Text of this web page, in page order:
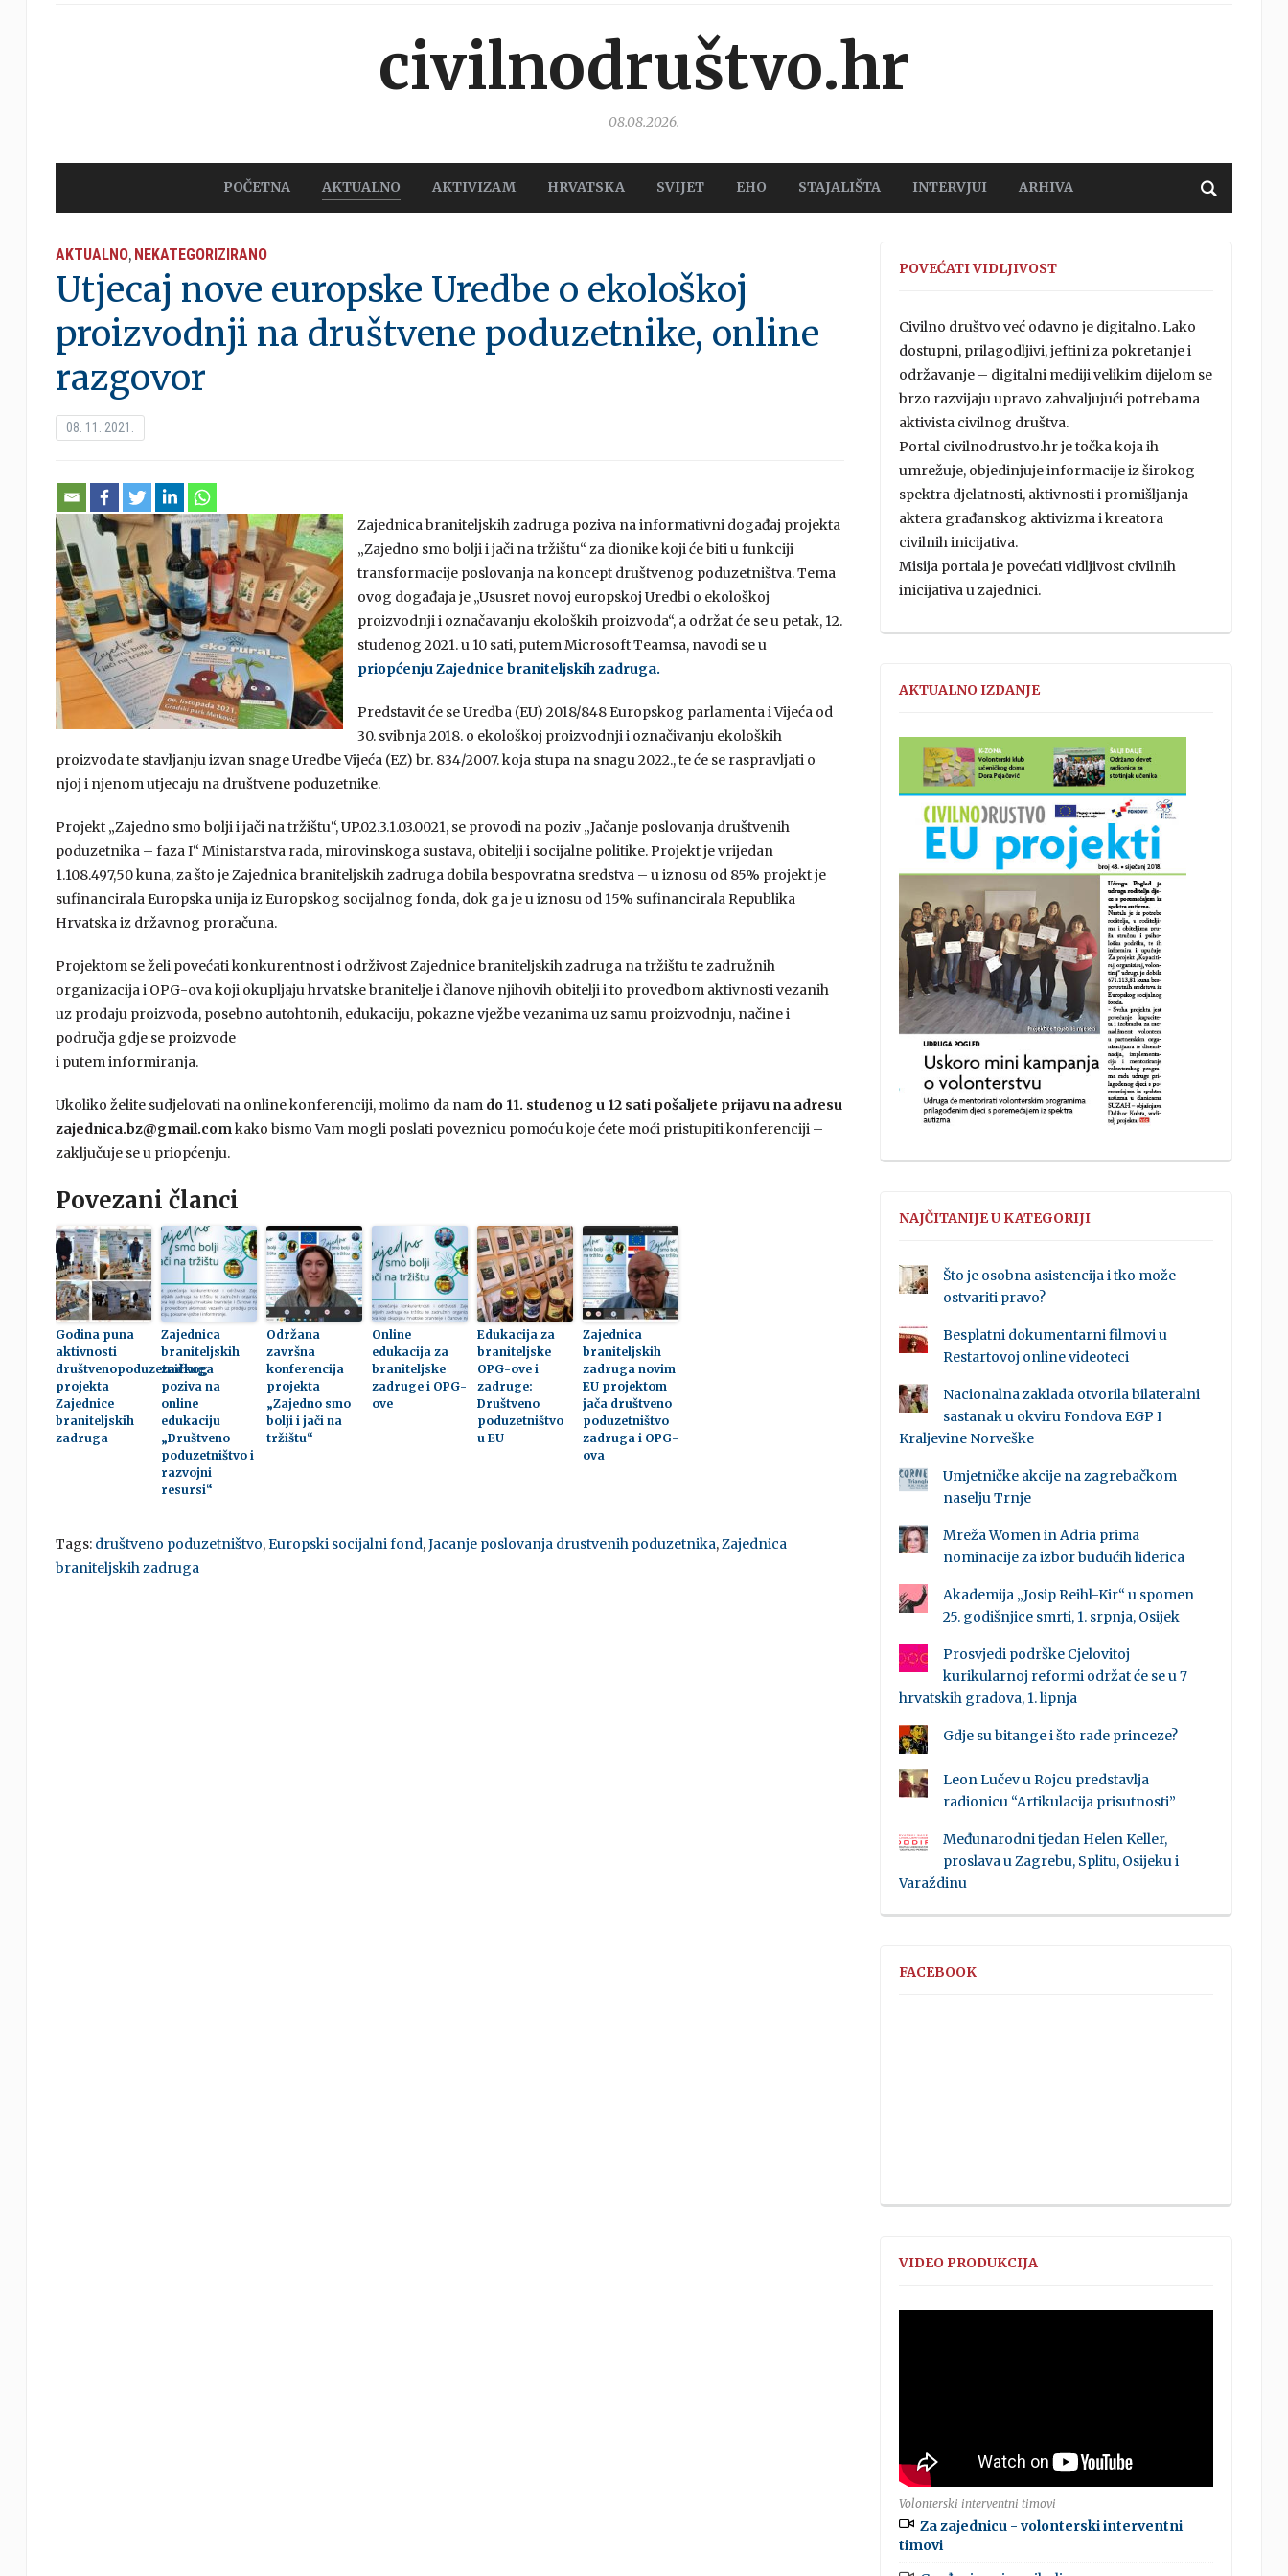
civilnodruštvo.hr
08.08.2026.
POČETNA AKTUALNO AKTIVIZAM HRVATSKA SVIJET EHO STAJALIŠTA INTERVJUI ARHIVA
AKTUALNO, NEKATEGORIZIRANO
Utjecaj nove europske Uredbe o ekološkoj
proizvodnji na društvene poduzetnike, online
razgovor
08. 11. 2021.
Zajednica braniteljskih zadruga poziva na informativni događaj projekta
„Zajedno smo bolji i jači na tržištu“ za dionike koji će biti u funkciji
transformacije poslovanja na koncept društvenog poduzetništva. Tema
ovog događaja je „Ususret novoj europskoj Uredbi o ekološkoj
proizvodnji i označavanju ekoloških proizvoda“, a održat će se u petak, 12.
studenog 2021. u 10 sati, putem Microsoft Teamsa, navodi se u
priopćenju Zajednice braniteljskih zadruga.
Predstavit će se Uredba (EU) 2018/848 Europskog parlamenta i Vijeća od
30. svibnja 2018. o ekološkoj proizvodnji i označivanju ekoloških
proizvoda te stavljanju izvan snage Uredbe Vijeća (EZ) br. 834/2007. koja stupa na snagu 2022., te će se raspravljati o
njoj i njenom utjecaju na društvene poduzetnike.
Projekt „Zajedno smo bolji i jači na tržištu“, UP.02.3.1.03.0021, se provodi na poziv „Jačanje poslovanja društvenih
poduzetnika – faza I“ Ministarstva rada, mirovinskoga sustava, obitelji i socijalne politike. Projekt je vrijedan
1.108.497,50 kuna, za što je Zajednica braniteljskih zadruga dobila bespovratna sredstva – u iznosu od 85% projekt je
sufinancirala Europska unija iz Europskog socijalnog fonda, dok ga je u iznosu od 15% sufinancirala Republika
Hrvatska iz državnog proračuna.
Projektom se želi povećati konkurentnost i održivost Zajednice braniteljskih zadruga na tržištu te zadružnih
organizacija i OPG-ova koji okupljaju hrvatske branitelje i članove njihovih obitelji i to provedbom aktivnosti vezanih
uz prodaju proizvoda, posebno autohtonih, edukaciju, pokazne vježbe vezanima uz samu proizvodnju, načine i
područja gdje se proizvode
i putem informiranja.
Ukoliko želite sudjelovati na online konferenciji, molimo da nam do 11. studenog u 12 sati pošaljete prijavu na adresu
zajednica.bz@gmail.comkako bismo Vam mogli poslati poveznicu pomoću koje ćete moći pristupiti konferenciji –
zaključuje se u priopćenju.
Povezani članci
Godina puna
aktivnosti
društvenopoduzetničkog
projekta
Zajednice
braniteljskih
zadruga
Zajednica
braniteljskih
zadruga
poziva na
online
edukaciju
„Društveno
poduzetništvo i
razvojni
resursi“
Održana
završna
konferencija
projekta
„Zajedno smo
bolji i jači na
tržištu“
Online
edukacija za
braniteljske
zadruge i OPG-
ove
Edukacija za
braniteljske
OPG-ove i
zadruge:
Društveno
poduzetništvo
u EU
Zajednica
braniteljskih
zadruga novim
EU projektom
jača društveno
poduzetništvo
zadruga i OPG-
ova
Tags: društveno poduzetništvo,Europski socijalni fond,Jacanje poslovanja drustvenih poduzetnika,Zajednica
braniteljskih zadruga
POVEĆATI VIDLJIVOST
Civilno društvo već odavno je digitalno. Lako
dostupni, prilagodljivi, jeftini za pokretanje i
održavanje – digitalni mediji velikim dijelom se
brzo razvijaju upravo zahvaljujući potrebama
aktivista civilnog društva.
Portal civilnodrustvo.hr je točka koja ih
umrežuje, objedinjuje informacije iz širokog
spektra djelatnosti, aktivnosti i promišljanja
aktera građanskog aktivizma i kreatora
civilnih inicijativa.
Misija portala je povećati vidljivost civilnih
inicijativa u zajednici.
AKTUALNO IZDANJE
NAJČITANIJE U KATEGORIJI
Što je osobna asistencija i tko može
ostvariti pravo?
Besplatni dokumentarni filmovi u
Restartovoj online videoteci
Nacionalna zaklada otvorila bilateralni
sastanak u okviru Fondova EGP I
Kraljevine Norveške
Umjetničke akcije na zagrebačkom
naselju Trnje
Mreža Women in Adria prima
nominacije za izbor budućih liderica
Akademija „Josip Reihl-Kir“ u spomen
25. godišnjice smrti, 1. srpnja, Osijek
Prosvjedi podrške Cjelovitoj
kurikularnoj reformi održat će se u 7
hrvatskih gradova, 1. lipnja
Gdje su bitange i što rade princeze?
Leon Lučev u Rojcu predstavlja
radionicu “Artikulacija prisutnosti”
Međunarodni tjedan Helen Keller,
proslava u Zagrebu, Splitu, Osijeku i
Varaždinu
FACEBOOK
VIDEO PRODUKCIJA
Volonterski interventni timovi
Za zajednicu - volonterski interventni
timovi